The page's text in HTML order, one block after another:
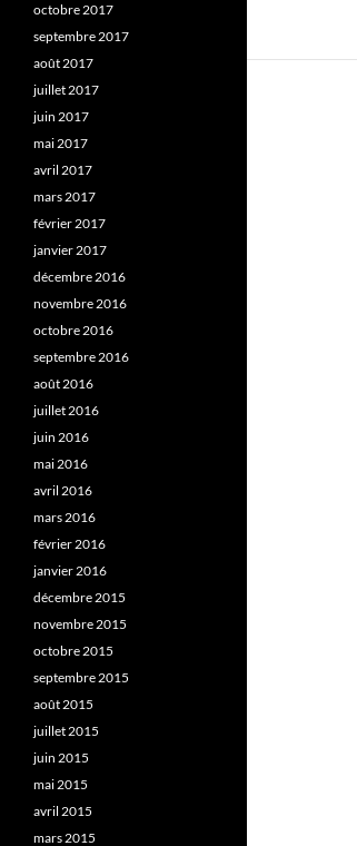
octobre 2017
septembre 2017
août 2017
juillet 2017
juin 2017
mai 2017
avril 2017
mars 2017
février 2017
janvier 2017
décembre 2016
novembre 2016
octobre 2016
septembre 2016
août 2016
juillet 2016
juin 2016
mai 2016
avril 2016
mars 2016
février 2016
janvier 2016
décembre 2015
novembre 2015
octobre 2015
septembre 2015
août 2015
juillet 2015
juin 2015
mai 2015
avril 2015
mars 2015